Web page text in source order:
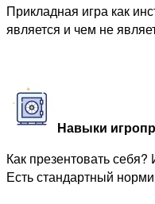
Прикладная игра как
является и чем не
Навыки
Как презентовать
Есть стандартный